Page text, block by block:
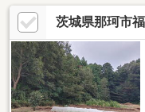
まいの方◆詳しくはお問
茨城県那珂市